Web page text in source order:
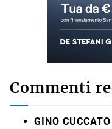
Commenti
GINO CUCCATO